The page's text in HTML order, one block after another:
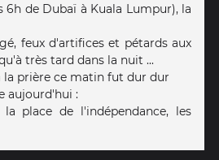
6h de Dubaï à Kuala Lumpur), la
feux d'artifices et pétards aux
très tard dans la nuit ...
la prière ce matin fut dur dur
aujourd'hui :
place de l'indépendance, les